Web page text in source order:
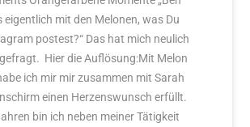
eigentlich mit den Melonen, was Du
postest?“ Das hat mich neulich
Hier die Auflösung:Mit Melon
ich mir mir zusammen mit Sarah
einen Herzenswunsch erfüllt.
bin ich neben meiner Tätigkeit